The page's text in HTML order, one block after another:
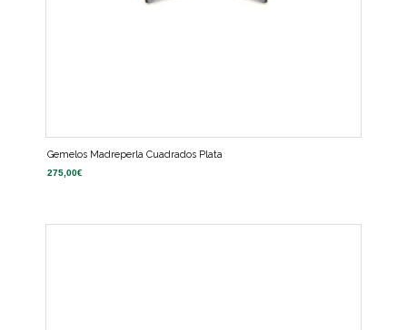
Gemelos Madreperla Cuadrados Plata
275,00€